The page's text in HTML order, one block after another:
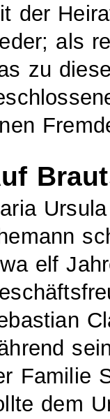
der
als
zu
elf
Familie
dem